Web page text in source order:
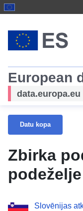
European
data.europa.eu
Datu kopa
Zbirka
podeželje
Slovēnijas